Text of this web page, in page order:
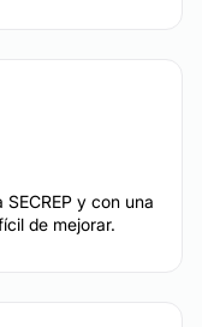
y con una
de mejorar.